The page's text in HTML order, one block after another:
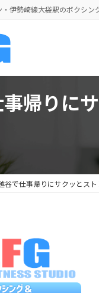
伊勢崎線大袋駅のボクシ
帰りに
谷で仕事帰りにサクッとス